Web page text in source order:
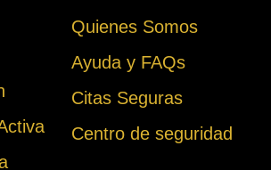
Quienes Somos
Ayuda y FAQs
Citas Seguras
Centro de seguridad